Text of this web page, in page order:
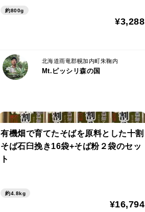
約800g
¥3,288
北海道雨竜郡幌加内町朱鞠内
Mt.ピッシリ森の国
有機畑で育てたそばを原料とした十割
そば石臼挽き16袋+そば粉２袋のセッ
ト
約4.8kg
¥16,794